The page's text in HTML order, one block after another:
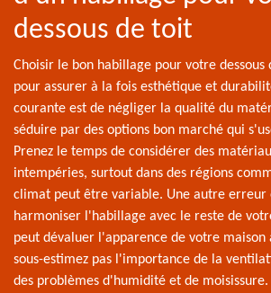
dessous de toit
Choisir le bon habillage pour votre dessous
pour assurer à la fois esthétique et
courante est de négliger la qualité du
séduire par des options bon marché qui
Prenez le temps de considérer des
intempéries, surtout dans des régions
climat peut être variable. Une autre erreur
harmoniser l'habillage avec le reste de
peut dévaluer l'apparence de votre maison
sous-estimez pas l'importance de la
des problèmes d'humidité et de moisissure.